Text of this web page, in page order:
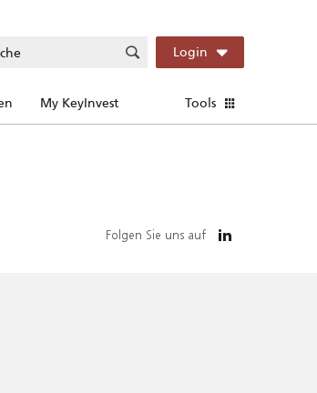
Login
My KeyInvest Tools
Folgen Sie uns auf